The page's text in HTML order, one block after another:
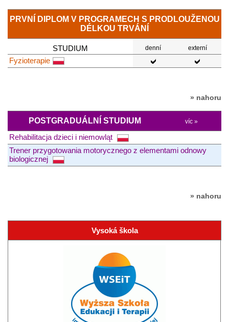
PRVNÍ DIPLOM V PROGRAMECH S PRODLOUŽENOU
DÉLKOU TRVÁNÍ
STUDIUM denní externí
Fyzioterapie
» nahoru
POSTGRADUÁLNÍ STUDIUM víc »
Rehabilitacja dzieci i niemowląt
Trener przygotowania motorycznego z elementami odnowy
biologicznej
» nahoru
Vysoká škola